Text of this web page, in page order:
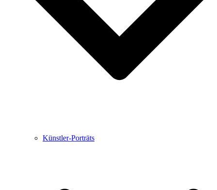
Buchbesprechungen von Harald Schwiers
Haralds Streifzüge
Hörtipps von Harald Schwiers
Kunstausflüge mit Sigrid Balke
Marc Peschke – Out of The Länd
Buchtipps von Uli Rothfuss
Künstler-Porträts